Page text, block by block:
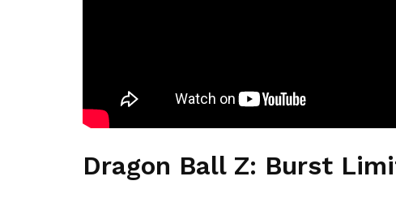
Dragon Ball Z: Burst